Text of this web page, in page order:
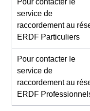
Pour contacter le
service de
raccordement au
ERDF Particuliers
Pour contacter le
service de
raccordement au
ERDF